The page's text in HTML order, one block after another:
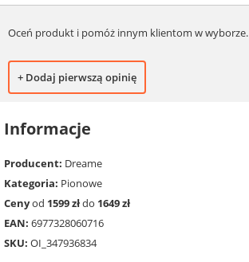
Oceń produkt i pomóż innym klientom w wyborze.
+ Dodaj pierwszą opinię
Informacje
Producent: Dreame
Kategoria: Pionowe
Cenyod 1599 złdo 1649 zł
EAN: 6977328060716
SKU: OI_347936834